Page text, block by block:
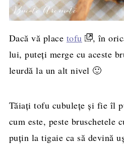
Dacă vă place tofu
, în
lui, puteți merge cu aceste
leurdă la un alt nivel 🙂
Tăiați tofu cubulețe și fie îl
cum este, peste bruschetele
puțin la tigaie ca să devină